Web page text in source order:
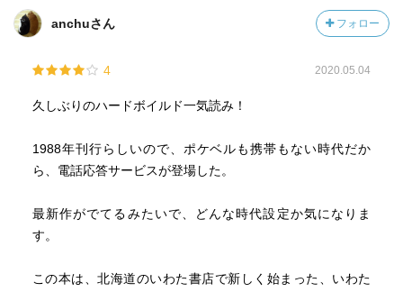
anchuさん フォロー
4 2020.05.04
久しぶりのハードボイルド一気読み！
1988年刊行らしいので、ポケベルも携帯もない時代だか
ら、電話応答サービスが登場した。
最新作がでてるみたいで、どんな時代設定か気になりま
す。
この本は、北海道のいわた書店で新しく始まった、いわた